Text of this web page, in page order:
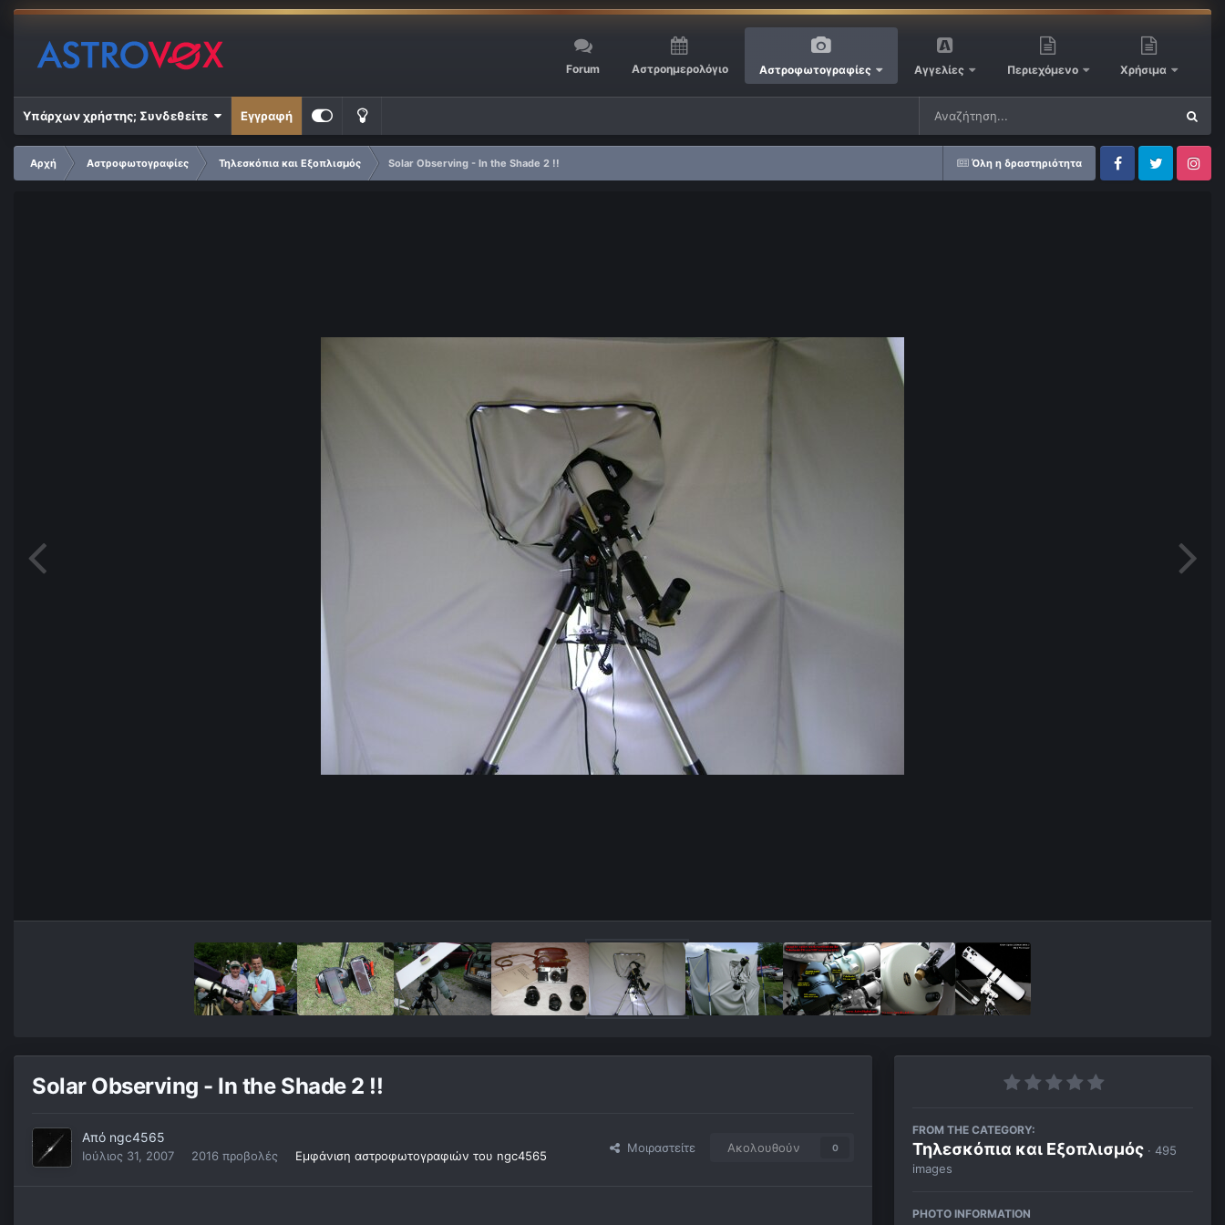
Forum Αστροημερολόγιο Αστροφωτογραφίες Αγγελίες Περιεχόμενο Χρήσιμα
Υπάρχων χρήστης; Συνδεθείτε Εγγραφή
Όλη η δραστηριότητα
Αρχή Αστροφωτογραφίες Τηλεσκόπια και Εξοπλισμός
Solar Observing - In the Shade 2 !!
FacebookTwitter Instagram
Solar Observing - In the Shade 2 !!
Από ngc4565
Ιούλιος 31, 2007 2016 προβολές Εμφάνιση αστροφωτογραφιών του ngc4565
Μοιραστείτε Ακολουθούν 0
FROM THE CATEGORY:
Τηλεσκόπια και Εξοπλισμός · 495
images
PHOTO INFORMATION